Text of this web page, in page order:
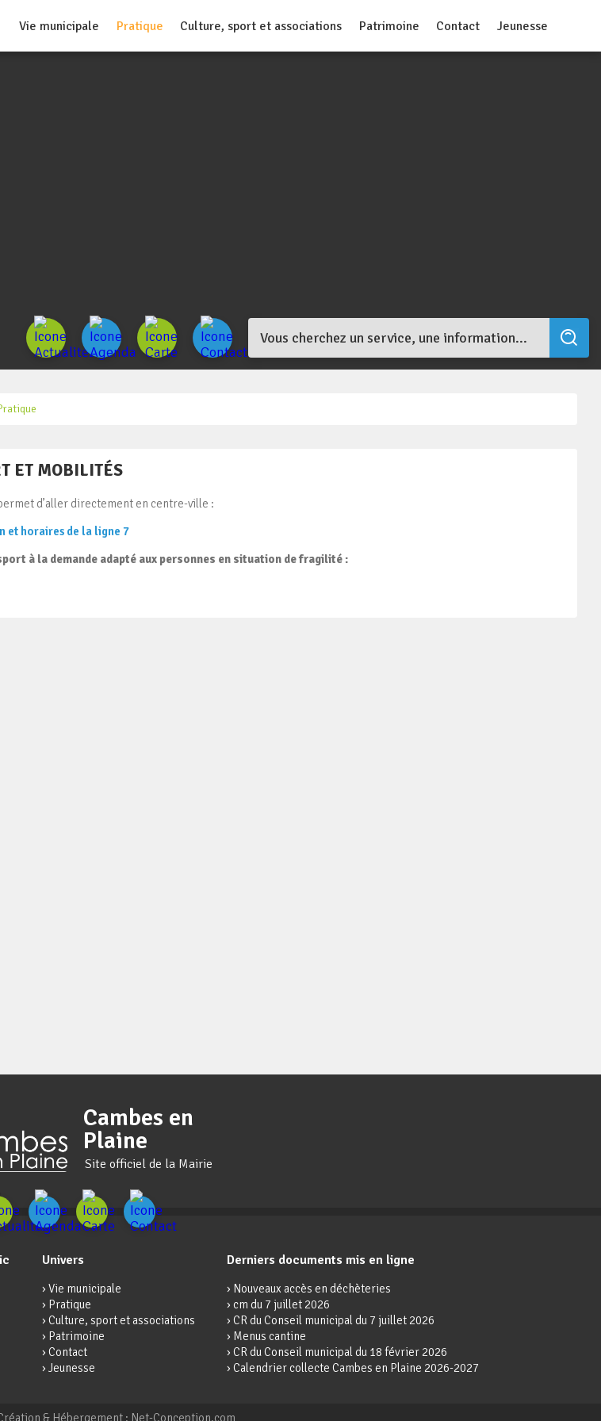
Vie municipale Pratique Culture, sport et associations Patrimoine Contact Jeunesse
ET MOBILITÉS
d’aller directement en centre-ville :
et horaires de la ligne 7
à la demande adapté aux personnes en situation de fragilité :
Cambes en
Plaine
Site officiel de la Mairie
Univers
› Vie municipale
› Pratique
› Culture, sport et associations
› Patrimoine
› Contact
› Jeunesse
Derniers documents mis en ligne
› Nouveaux accès en déchèteries
› cm du 7 juillet 2026
› CR du Conseil municipal du 7 juillet 2026
› Menus cantine
› CR du Conseil municipal du 18 février 2026
› Calendrier collecte Cambes en Plaine 2026-2027
& Hébergement : Net-Conception.com